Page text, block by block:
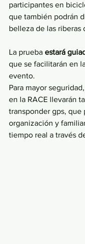
participantes en
que también podrán
belleza de las riberas
La prueba estará
que se facilitarán en
evento.
Para mayor
en la RACE llevarán
transponder gps, que
organización y
tiempo real a través